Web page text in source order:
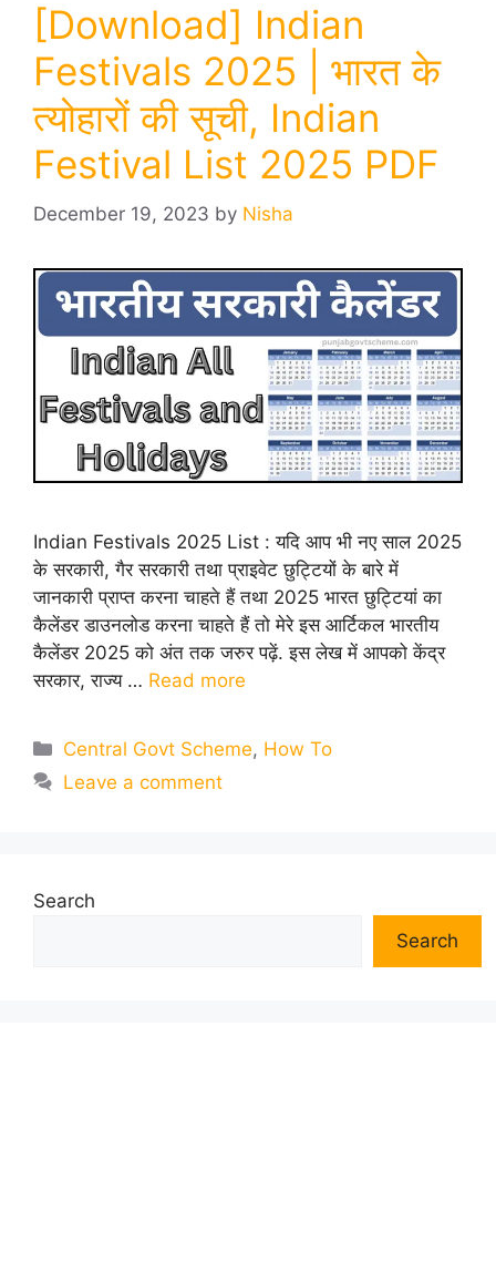
[Download] Indian
Festivals 2025 | भारत के
त्योहारों की सूची, Indian
Festival List 2025 PDF
December 19, 2023 by Nisha
Indian Festivals 2025 List : यदि आप भी नए साल 2025
के सरकारी, गैर सरकारी तथा प्राइवेट छुट्टियों के बारे में
जानकारी प्राप्त करना चाहते हैं तथा 2025 भारत छुट्टियां का
कैलेंडर डाउनलोड करना चाहते हैं तो मेरे इस आर्टिकल भारतीय
कैलेंडर 2025 को अंत तक जरुर पढ़ें. इस लेख में आपको केंद्र
सरकार, राज्य … Read more
Categories
Central Govt Scheme, How To
Leave a comment
Search
Search